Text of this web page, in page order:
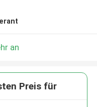
an
Preis für